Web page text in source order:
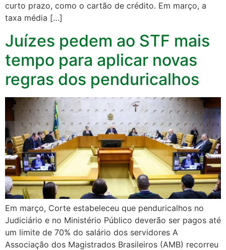
curto prazo, como o cartão de crédito. Em março, a
taxa média […]
Juízes pedem ao STF mais
tempo para aplicar novas
regras dos penduricalhos
Em março, Corte estabeleceu que penduricalhos no
Judiciário e no Ministério Público deverão ser pagos até
um limite de 70% do salário dos servidores A
Associação dos Magistrados Brasileiros (AMB) recorreu